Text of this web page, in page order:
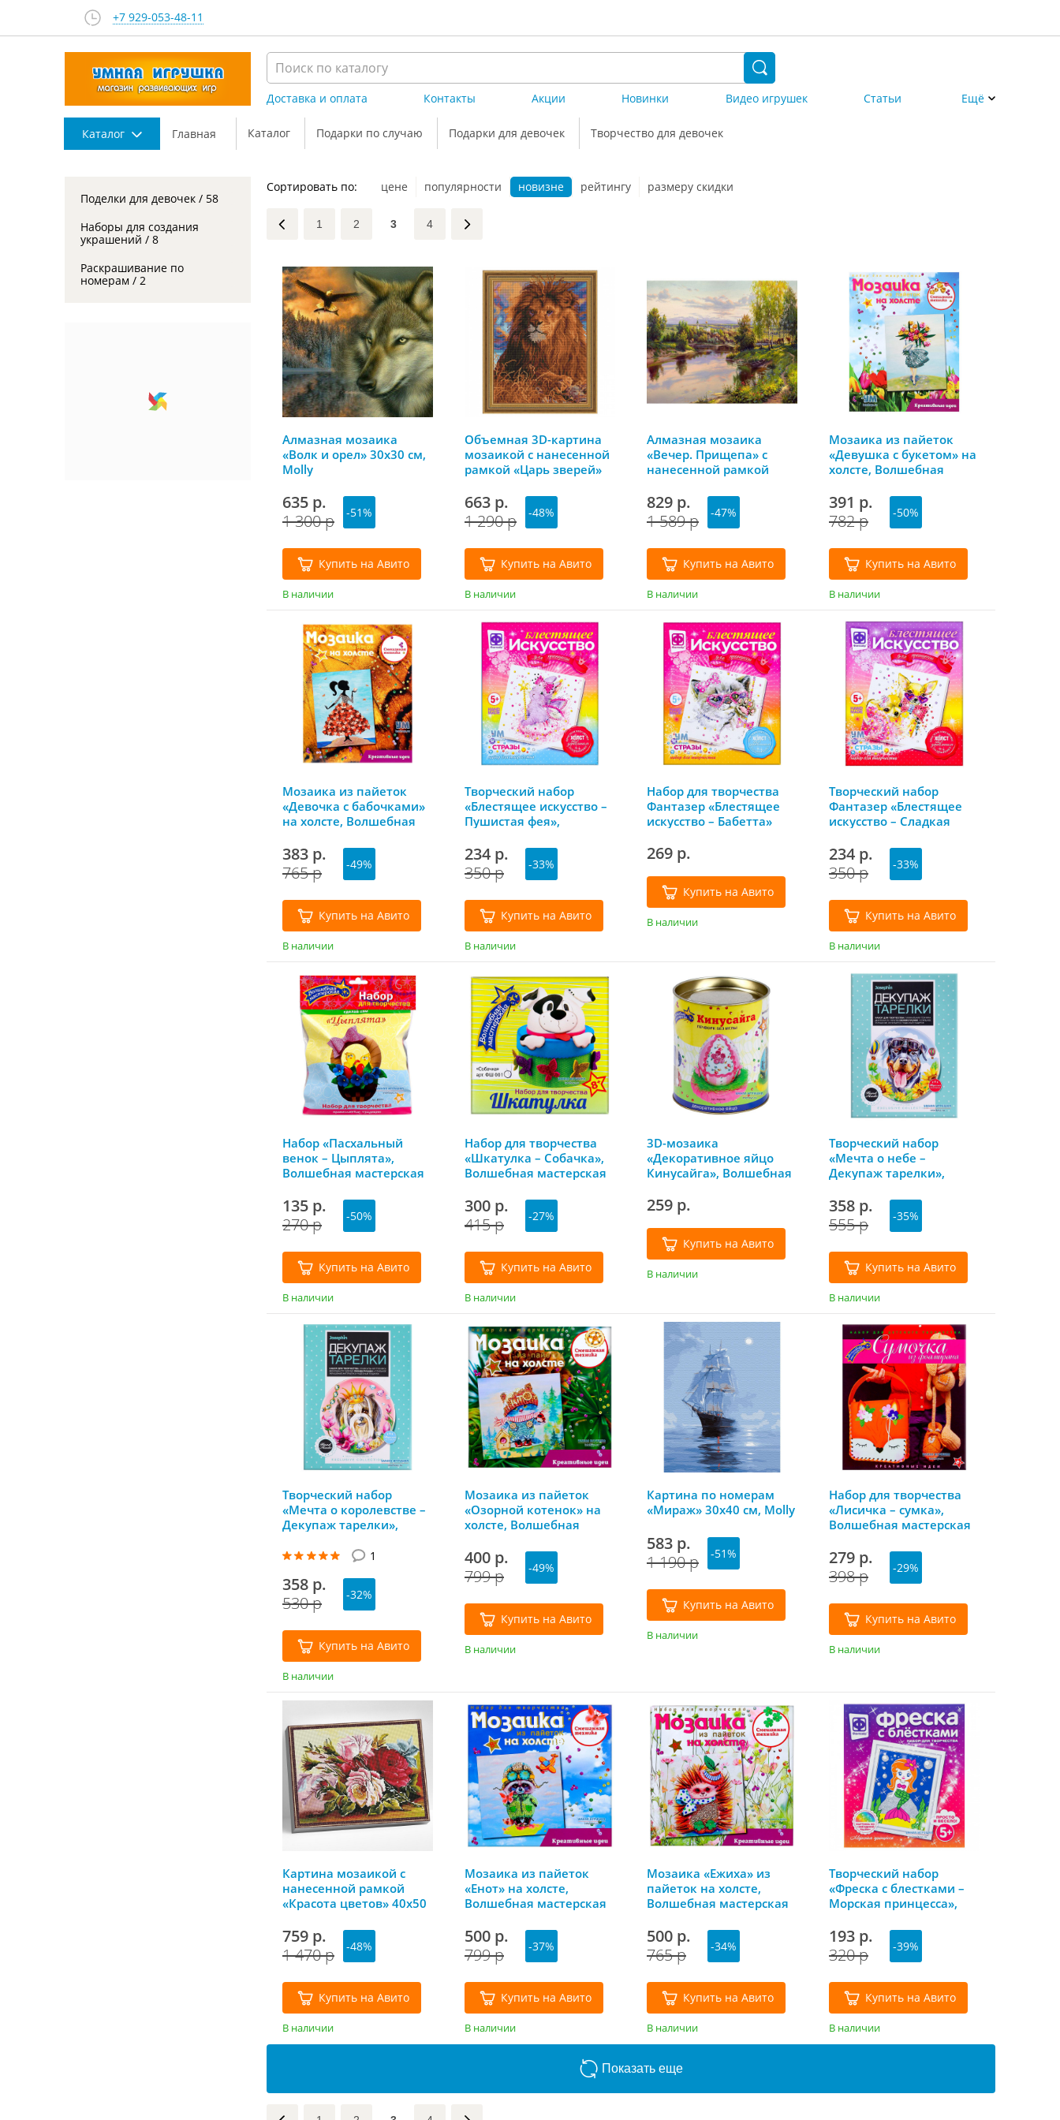
+7 929-053-48-11
Доставка и оплата Контакты Акции Новинки Видео игрушек Статьи Ещё
Каталог Главная Каталог Подарки по случаю Подарки для девочек Творчество для девочек
Поделки для девочек / 58
Наборы для создания
украшений / 8
Раскрашивание по
номерам / 2
Сортировать по: цене популярности новизне рейтингу размеру скидки
1 2 3 4
Алмазная мозаика
«Волк и орел» 30х30 см,
Molly
635 р.
1 300 р
-51%
Купить на Авито
В наличии
Объемная 3D-картина
мозаикой с нанесенной
рамкой «Царь зверей»
663 р.
1 290 р
-48%
Купить на Авито
В наличии
Алмазная мозаика
«Вечер. Прищепа» с
нанесенной рамкой
829 р.
1 589 р
-47%
Купить на Авито
В наличии
Мозаика из пайеток
«Девушка с букетом» на
холсте, Волшебная
391 р.
782 р
-50%
Купить на Авито
В наличии
Мозаика из пайеток
«Девочка с бабочками»
на холсте, Волшебная
383 р.
765 р
-49%
Купить на Авито
В наличии
Творческий набор
«Блестящее искусство –
Пушистая фея»,
234 р.
350 р
-33%
Купить на Авито
В наличии
Набор для творчества
Фантазер «Блестящее
искусство – Бабетта»
269 р.
Купить на Авито
В наличии
Творческий набор
Фантазер «Блестящее
искусство – Сладкая
234 р.
350 р
-33%
Купить на Авито
В наличии
Набор «Пасхальный
венок – Цыплята»,
Волшебная мастерская
135 р.
270 р
-50%
Купить на Авито
В наличии
Набор для творчества
«Шкатулка – Собачка»,
Волшебная мастерская
300 р.
415 р
-27%
Купить на Авито
В наличии
3D-мозаика
«Декоративное яйцо
Кинусайга», Волшебная
ассортименте)
259 р.
Купить на Авито
В наличии
Творческий набор
«Мечта о небе –
Декупаж тарелки»,
358 р.
555 р
-35%
Купить на Авито
В наличии
Творческий набор
«Мечта о королевстве –
Декупаж тарелки»,
1
358 р.
530 р
-32%
Купить на Авито
В наличии
Мозаика из пайеток
«Озорной котенок» на
холсте, Волшебная
400 р.
799 р
-49%
Купить на Авито
В наличии
Картина по номерам
«Мираж» 30х40 см, Molly
583 р.
1 190 р
-51%
Купить на Авито
В наличии
Набор для творчества
«Лисичка – сумка»,
Волшебная мастерская
279 р.
398 р
-29%
Купить на Авито
В наличии
Картина мозаикой с
нанесенной рамкой
«Красота цветов» 40х50
759 р.
1 470 р
-48%
Купить на Авито
В наличии
Мозаика из пайеток
«Енот» на холсте,
Волшебная мастерская
500 р.
799 р
-37%
Купить на Авито
В наличии
Мозаика «Ежиха» из
пайеток на холсте,
Волшебная мастерская
500 р.
765 р
-34%
Купить на Авито
В наличии
Творческий набор
«Фреска с блестками –
Морская принцесса»,
193 р.
320 р
-39%
Купить на Авито
В наличии
Показать еще